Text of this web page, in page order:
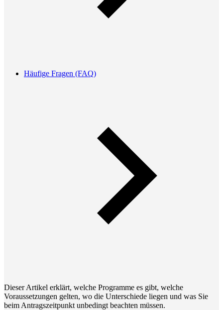
Häufige Fragen (FAQ)
Dieser Artikel erklärt, welche Programme es gibt, welche
Voraussetzungen gelten, wo die Unterschiede liegen und was Sie
beim Antragszeitpunkt unbedingt beachten müssen.